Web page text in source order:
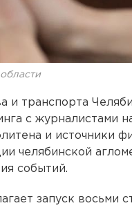
и транспорта
с журналистами
и источники
челябинской
событий.
запуск восьми